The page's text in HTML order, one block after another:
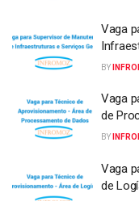
Vaga
BY
Vaga
de
BY
Vaga
de